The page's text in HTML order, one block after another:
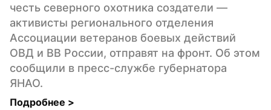
честь северного охотника создатели —
активисты регионального отделения
Ассоциации ветеранов боевых действий
ОВД и ВВ России, отправят на фронт. Об этом
сообщили в пресс-службе губернатора
ЯНАО.
Подробнее >